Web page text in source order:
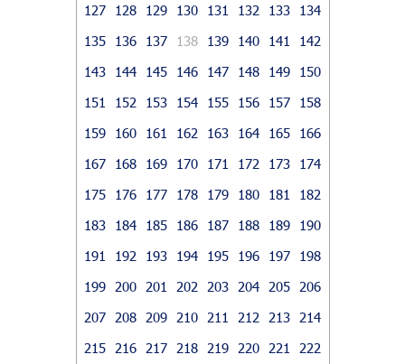
127
128 129 130 131 132 133
134
135
136 137 138 139 140 141
142
143
144 145 146 147 148 149
150
151
152 153 154 155 156 157
158
159
160 161 162 163 164 165
166
167
168 169 170 171 172 173
174
175
176 177 178 179 180 181
182
183
184 185 186 187 188 189
190
191
192 193 194 195 196 197
198
199
200 201 202 203 204 205
206
207
208 209 210 211 212 213
214
215
216 217 218 219 220 221
222